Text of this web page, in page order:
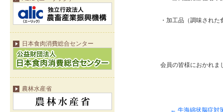
・加工品（調味され
会員の皆様におかれま
← 牛海綿状脳症対
日本食肉消費総合センター
農林水産省